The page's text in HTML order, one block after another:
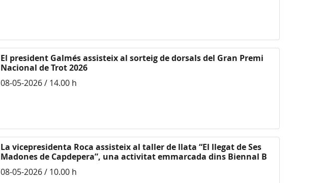
El president Galmés assisteix al sorteig de dorsals del Gran Premi
Nacional de Trot 2026
08-05-2026 / 14.00 h
La vicepresidenta Roca assisteix al taller de llata “El llegat de Ses
Madones de Capdepera”, una activitat emmarcada dins Biennal B
08-05-2026 / 10.00 h